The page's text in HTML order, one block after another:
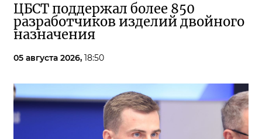
ЦБСТ поддержал более 850
разработчиков изделий двойного
назначения
05 августа 2026, 18:50